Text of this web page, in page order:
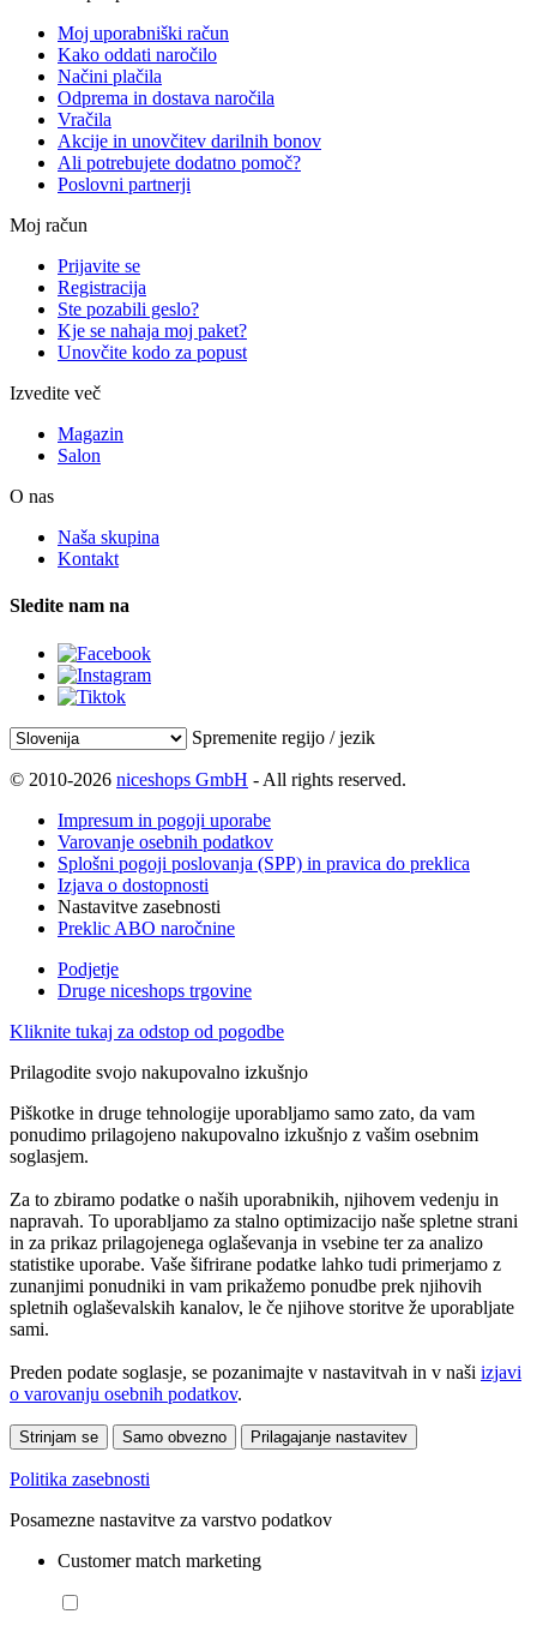
Moj uporabniški račun
Kako oddati naročilo
Načini plačila
Odprema in dostava naročila
Vračila
Akcije in unovčitev darilnih bonov
Ali potrebujete dodatno pomoč?
Poslovni partnerji
Moj račun
Prijavite se
Registracija
Ste pozabili geslo?
Kje se nahaja moj paket?
Unovčite kodo za popust
Izvedite več
Magazin
Salon
O nas
Naša skupina
Kontakt
Sledite nam na
Spremenite regijo / jezik
© 2010-2026 niceshops GmbH - All rights reserved.
Impresum in pogoji uporabe
Varovanje osebnih podatkov
Splošni pogoji poslovanja (SPP) in pravica do preklica
Izjava o dostopnosti
Nastavitve zasebnosti
Preklic ABO naročnine
Podjetje
Druge niceshops trgovine
Kliknite tukaj za odstop od pogodbe
Prilagodite svojo nakupovalno izkušnjo
Piškotke in druge tehnologije uporabljamo samo zato, da vam
ponudimo prilagojeno nakupovalno izkušnjo z vašim osebnim
soglasjem.
Za to zbiramo podatke o naših uporabnikih, njihovem vedenju in
napravah. To uporabljamo za stalno optimizacijo naše spletne strani
in za prikaz prilagojenega oglaševanja in vsebine ter za analizo
statistike uporabe. Vaše šifrirane podatke lahko tudi primerjamo z
zunanjimi ponudniki in vam prikažemo ponudbe prek njihovih
spletnih oglaševalskih kanalov, le če njihove storitve že uporabljate
sami.
Preden podate soglasje, se pozanimajte v nastavitvah in v naši izjavi
o varovanju osebnih podatkov.
Strinjam se Samo obvezno Prilagajanje nastavitev
Politika zasebnosti
Posamezne nastavitve za varstvo podatkov
Customer match marketing